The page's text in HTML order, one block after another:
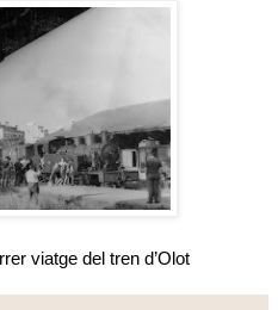
viatge del tren d’Olot